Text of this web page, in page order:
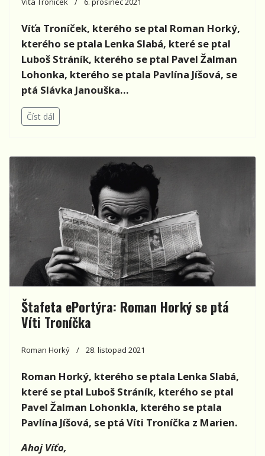
Víťa Troníček, kterého se ptal Roman Horký,
kterého se ptala Lenka Slabá, které se ptal
Luboš Stráník, kterého se ptal Pavel Žalman
Lohonka, kterého se ptala Pavlína Jíšová, se
ptá Slávka Janouška...
Číst dál
Štafeta ePortýra: Roman Horký se ptá
Víti Troníčka
Roman Horký 28. listopad 2021
Roman Horký, kterého se ptala Lenka Slabá,
které se ptal Luboš Stráník, kterého se ptal
Pavel Žalman Lohonkla, kterého se ptala
Pavlína Jíšová, se ptá Víti Troníčka z Marien.
Ahoj Víťo,